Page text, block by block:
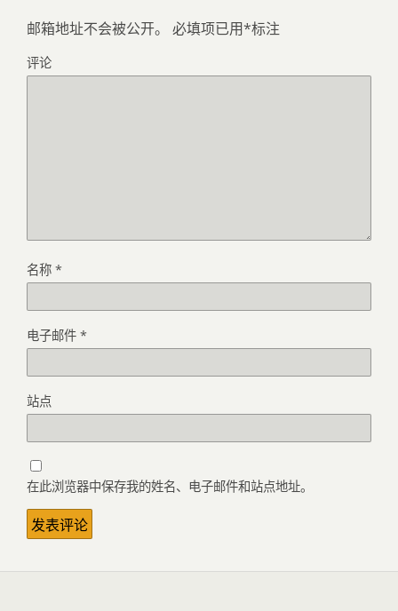
邮箱地址不会被公开。 必填项已用*标注
评论
名称 *
电子邮件 *
站点
在此浏览器中保存我的姓名、电子邮件和站点地址。